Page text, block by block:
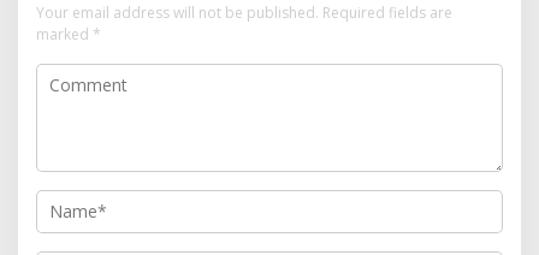
Your email address will not be published. Required fields are
marked *